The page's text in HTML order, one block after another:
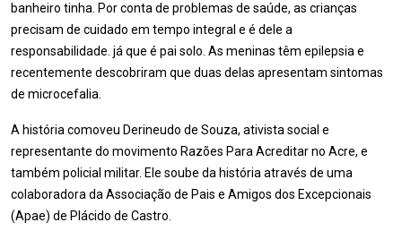
banheiro tinha. Por conta de problemas de saúde, as crianças
precisam de cuidado em tempo integral e é dele a
responsabilidade. já que é pai solo. As meninas têm epilepsia e
recentemente descobriram que duas delas apresentam sintomas
de microcefalia.
A história comoveu Derineudo de Souza, ativista social e
representante do movimento Razões Para Acreditar no Acre, e
também policial militar. Ele soube da história através de uma
colaboradora da Associação de Pais e Amigos dos Excepcionais
(Apae) de Plácido de Castro.